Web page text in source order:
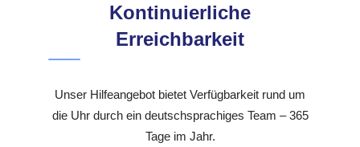
Kontinuierliche
Erreichbarkeit
Unser Hilfeangebot bietet Verfügbarkeit rund um
die Uhr durch ein deutschsprachiges Team – 365
Tage im Jahr.